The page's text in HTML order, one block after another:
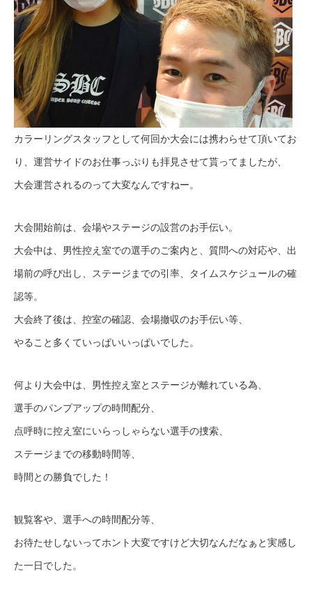
カラーリングスタッフとして何回か大会には携わらせて頂いてお
り、運営サイドのお仕事っぷりも拝見させて貰ってましたが、
大会運営されるのって大変なんですねー。
大会開始前は、会場やステージの設営のお手伝い。
大会中は、男性控え室での選手のご案内と、質問への対応や、出
場前の呼び出し、ステージまでの引率、タイムスケジュールの確
認等。
大会終了後は、控室の確認、会場撤収のお手伝い等、
やること多くていっぱいいっぱいでした。
何より大会中は、男性控え室とステージが離れている為、
選手のパンプアップの時間配分、
点呼時に控え室にいらっしゃらない選手の捜索、
ステージまでの移動時間等、
時間との勝負でした！
観覧客や、選手への時間配分等、
お待たせしないってホント大変ですけど大切なんだなぁと実感し
た一日でした。